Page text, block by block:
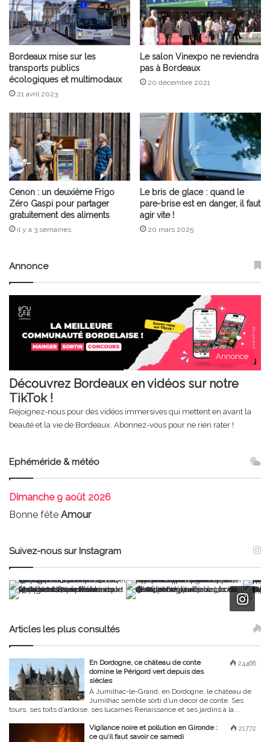
Bordeaux mise sur les
transports publics
écologiques et multimodaux
21 avril 2023
Le salon Vinexpo ne reviendra
pas à Bordeaux
20 décembre 2021
Cenon : un deuxième Frigo
Zéro Gaspi pour partager
gratuitement des aliments
il y a 3 semaines
Le bris de glace : quand le
pare-brise est en danger, il faut
agir vite !
20 mars 2025
Annonce
Annonce
Découvrez Bordeaux en vidéos sur notre
TikTok !
Rejoignez-nous pour des vidéos immersives qui mettent en avant la
beauté et la vie de Bordeaux. Abonnez-vous pour ne rien rater !
Ephéméride & météo
Dimanche9 août 2026
Bonne fête Amour
Suivez-nous sur Instagram
Articles les plus consultés
24468
En Dordogne, ce château de conte
domine le Périgord vert depuis des
siècles
À Jumilhac-le-Grand, en Dordogne, le château de
Jumilhac semble sorti d’un décor de conte. Ses
tours, ses toits d’ardoise, ses lucarnes Renaissance et ses jardins à la...
21772
Vigilance noire et pollution en Gironde :
ce qu’il faut savoir ce samedi